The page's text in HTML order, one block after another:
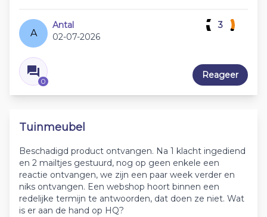
A
Antal
02-07-2026
0
3
Reageer
Tuinmeubel
Beschadigd product ontvangen. Na 1 klacht ingediend
en 2 mailtjes gestuurd, nog op geen enkele een
reactie ontvangen, we zijn een paar week verder en
niks ontvangen. Een webshop hoort binnen een
redelijke termijn te antwoorden, dat doen ze niet. Wat
is er aan de hand op HQ?